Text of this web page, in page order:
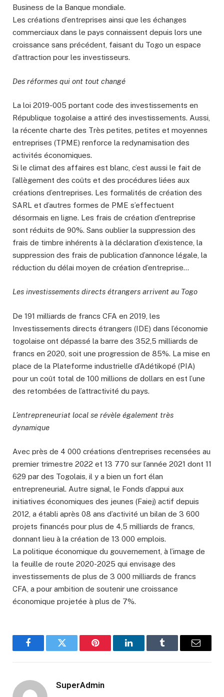
Business de la Banque mondiale.
Les créations d’entreprises ainsi que les échanges
commerciaux dans le pays connaissent depuis lors une
croissance sans précédent, faisant du Togo un espace
d’attraction pour les investisseurs.
Des réformes qui ont tout changé
La loi 2019-005 portant code des investissements en
République togolaise a attiré des investissements. Aussi,
la récente charte des Très petites, petites et moyennes
entreprises (TPME) renforce la redynamisation des
activités économiques.
Si le climat des affaires est blanc, c’est aussi le fait de
l’allègement des coûts et des procédures liées aux
créations d’entreprises. Les formalités de création des
SARL et d’autres formes de PME s’effectuent
désormais en ligne. Les frais de création d’entreprise
sont réduits de 90%. Sans oublier la suppression des
frais de timbre inhérents à la déclaration d’existence, la
suppression des frais de publication d’annonce légale, la
réduction du délai moyen de création d’entreprise…
Les investissements directs étrangers arrivent au Togo
De 191 milliards de francs CFA en 2019, les
Investissements directs étrangers (IDE) dans l’économie
togolaise ont dépassé la barre des 352,5 milliards de
francs en 2020, soit une progression de 85%. La mise en
place de la Plateforme industrielle d’Adétikopé (PIA)
pour un coût total de 100 millions de dollars en est l’une
des retombées de l’attractivité du pays.
L’entrepreneuriat local se révèle également très
dynamique
Avec près de 4 000 créations d’entreprises recensées au
premier trimestre 2022 et 13 770 sur l’année 2021 dont 11
629 par des Togolais, il y a bien un fort élan
entrepreneurial. Autre signal, le Fonds d’appui aux
initiatives économiques des jeunes (Faiej) actif depuis
2012, a établi après 08 ans d’activité un bilan de 3 600
projets financés pour plus de 4,5 milliards de francs,
donnant lieu à la création de 13 000 emplois.
La politique économique du gouvernement, à l’image de
la feuille de route 2020-2025 qui envisage des
investissements de plus de 3 000 milliards de francs
CFA, a pour ambition de soutenir une croissance
économique projetée à plus de 7%.
FacebookTwitter Pinterest LinkedInTumblr Email
SuperAdmin